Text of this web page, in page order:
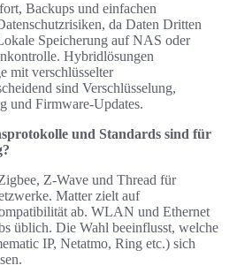
Backups und einfachen
da Daten Dritten
Speicherung auf NAS oder
Hybridlösungen
mit verschlüsselter
sind Verschlüsselung,
und Firmware‑Updates.
und Standards sind für
Z‑Wave und Thread für
Matter zielt auf
ab. WLAN und Ethernet
üblich. Die Wahl beeinflusst, welche
IP, Netatmo, Ring etc.) sich